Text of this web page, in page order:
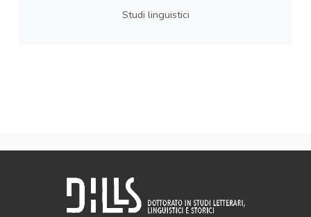
Studi linguistici